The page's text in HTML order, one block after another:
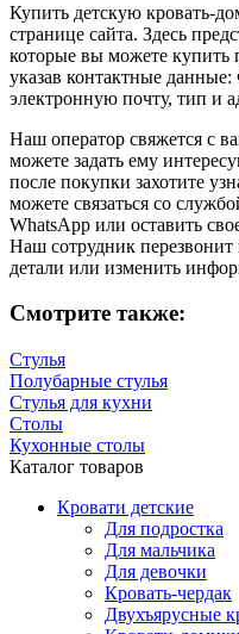
Купить детскую кровать-
странице сайта. Здесь
которые вы можете купить
указав контактные
электронную почту, тип и
Наш оператор свяжется с
можете задать ему
после покупки захотите
можете связаться со
WhatsApp или оставить
Наш сотрудник
детали или изменить
Смотрите также:
Стулья
Полубарные стулья
Стулья для кухни
Столы
Кухонные столы
Каталог товаров
Кровати детские
Для подростка
Для мальчика
Для девочки
Кровать-чердак
Двухъярусные